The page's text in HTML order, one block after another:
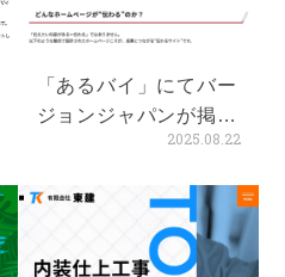
「あるバイ」にてバー
ジョンジャパンが掲載
2025.08.22